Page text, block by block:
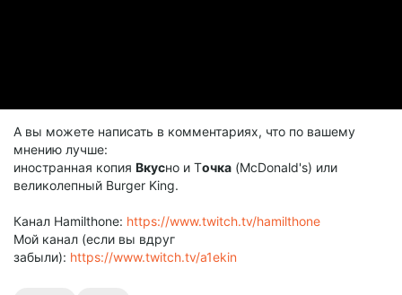
А вы можете написать в комментариях, что по вашему
мнению лучше:
иностранная копия Вкусно и Точка (McDonald's) или
великолепный Burger King.
Канал Hamilthone: https://www.twitch.tv/hamilthone
Мой канал (если вы вдруг
забыли): https://www.twitch.tv/a1ekin